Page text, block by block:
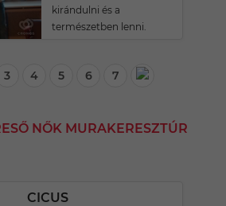
kirándulni és a
természetben lenni.
3 4 5 6 7
NŐK MURAKERESZTÚR
CICUS